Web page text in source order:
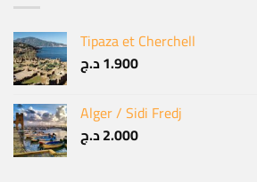
Tipaza et Cherchell
1.900د.ج
Alger / Sidi Fredj
2.000د.ج